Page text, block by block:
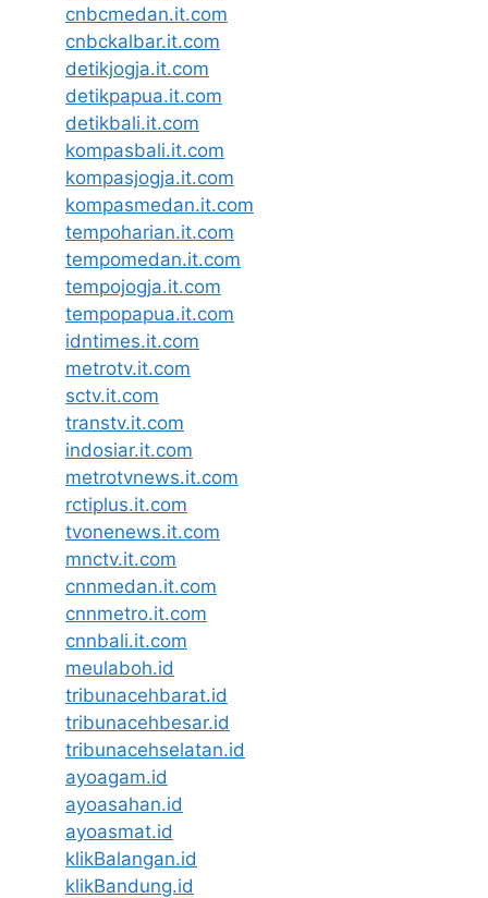
cnbcmedan.it.com
cnbckalbar.it.com
detikjogja.it.com
detikpapua.it.com
detikbali.it.com
kompasbali.it.com
kompasjogja.it.com
kompasmedan.it.com
tempoharian.it.com
tempomedan.it.com
tempojogja.it.com
tempopapua.it.com
idntimes.it.com
metrotv.it.com
sctv.it.com
transtv.it.com
indosiar.it.com
metrotvnews.it.com
rctiplus.it.com
tvonenews.it.com
mnctv.it.com
cnnmedan.it.com
cnnmetro.it.com
cnnbali.it.com
meulaboh.id
tribunacehbarat.id
tribunacehbesar.id
tribunacehselatan.id
ayoagam.id
ayoasahan.id
ayoasmat.id
klikBalangan.id
klikBandung.id